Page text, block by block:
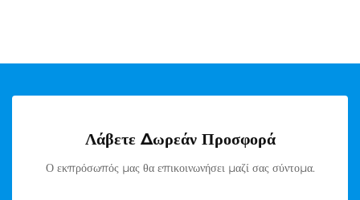
Λάβετε Δωρεάν Προσφορά
Ο εκπρόσωπός μας θα επικοινωνήσει μαζί σας σύντομα.